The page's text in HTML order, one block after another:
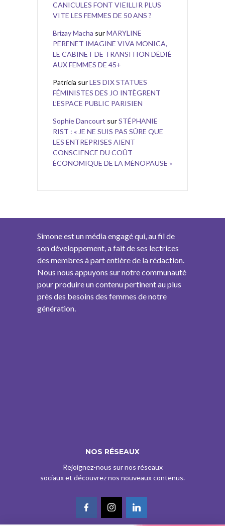
CANICULES FONT VIEILLIR PLUS
VITE LES FEMMES DE 50 ANS ?
Brizay Macha surMARYLINE
PERENET IMAGINE VIVA MONICA,
LE CABINET DE TRANSITION DÉDIÉ
AUX FEMMES DE 45+
Patricia surLES DIX STATUES
FÉMINISTES DES JO INTÈGRENT
L’ESPACE PUBLIC PARISIEN
Sophie Dancourt surSTÉPHANIE
RIST : « JE NE SUIS PAS SÛRE QUE
LES ENTREPRISES AIENT
CONSCIENCE DU COÛT
ÉCONOMIQUE DE LA MÉNOPAUSE »
Simone est un média engagé qui, au fil de
son développement, a fait de ses lectrices
des membres à part entière de la rédaction.
Nous nous appuyons sur notre communauté
pour produire un contenu pertinent au plus
près des besoins des femmes de notre
génération.
NOS RÉSEAUX
Rejoignez-nous sur nos réseaux
sociaux et découvrez nos nouveaux contenus.